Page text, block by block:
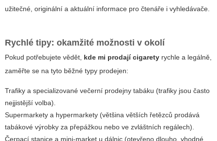
užitečné, originální a aktuální informace pro čtenáře i vyhledávače.
Rychlé tipy: okamžité možnosti v okolí
Pokud potřebujete vědět, kde mi prodají cigarety rychle a legálně,
zaměřte se na tyto běžné typy prodejen:
Trafiky a specializované večerní prodejny tabáku (trafiky jsou často
nejjistější volba).
Supermarkety a hypermarkety (většina větších řetězců prodává
tabákové výrobky za přepážkou nebo ve zvláštních regálech).
Čerpací stanice a mini-market u dálnic (otevřeno dlouho, vhodné